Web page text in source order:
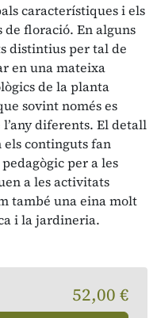
característiques i els
de floració. En alguns
distintius per tal de
en una mateixa
de la planta
sovint només es
diferents. El detall
continguts fan
per a les
a les activitats
també una eina molt
i la jardineria.
52,00 €